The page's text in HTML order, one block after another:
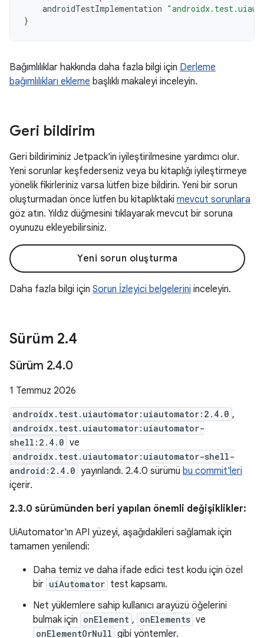
androidTestImplementation
}
Bağımlılıklar hakkında daha fazla bilgi için Derleme
bağımlılıkları ekleme başlıklı makaleyi inceleyin.
Geri bildirim
Geri bildiriminiz Jetpack'in iyileştirilmesine yardımcı olur.
Yeni sorunlar keşfederseniz veya bu kitaplığı iyileştirmeye
yönelik fikirleriniz varsa lütfen bize bildirin. Yeni bir sorun
oluşturmadan önce lütfen bu kitaplıktaki mevcut sorunlara
göz atın. Yıldız düğmesini tıklayarak mevcut bir soruna
oyunuzu ekleyebilirsiniz.
Yeni sorun oluşturma
Daha fazla bilgi için Sorun İzleyici belgelerini inceleyin.
Sürüm 2.4
Sürüm 2.4.0
1 Temmuz 2026
androidx.test.uiautomator:uiautomator:2.4.0 ,
androidx.test.uiautomator:uiautomator-
shell:2.4.0 ve
androidx.test.uiautomator:uiautomator-shell-
android:2.4.0 yayınlandı. 2.4.0 sürümü bu commit'leri
içerir.
2.3.0 sürümünden beri yapılan önemli değişiklikler:
UiAutomator'ın API yüzeyi, aşağıdakileri sağlamak için
tamamen yenilendi:
Daha temiz ve daha ifade edici test kodu için özel
bir uiAutomator test kapsamı.
Net yüklemlere sahip kullanıcı arayüzü öğelerini
bulmak için onElement , onElements ve
onElementOrNull gibi yöntemler.